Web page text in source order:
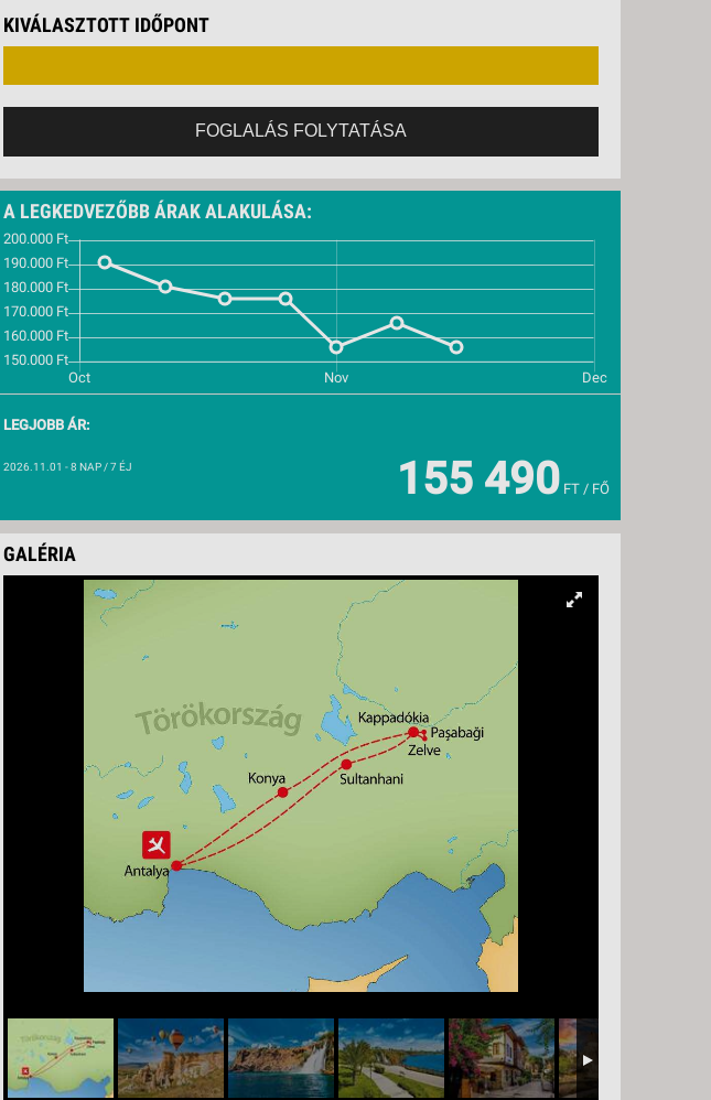
GALÉRIA
A LEGKEDVEZŐBB ÁRAK ALAKULÁSA:
LEGJOBB ÁR:
2026.11.01 - 8 NAP / 7 ÉJ 155 490 FT / FŐ
2026. NOVEMBER 15., VASÁRNAP -
KIVÁLASZTOTT IDŐPONT
FOGLALÁS FOLYTATÁSA